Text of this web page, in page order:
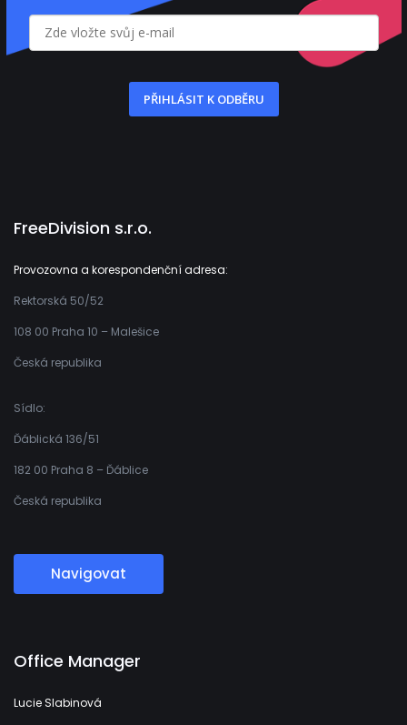
PŘIHLÁSIT K ODBĚRU
FreeDivision s.r.o.
Provozovna a korespondenční adresa:
Rektorská 50/52
108 00 Praha 10 – Malešice
Česká republika
Sídlo:
Ďáblická 136/51
182 00 Praha 8 – Ďáblice
Česká republika
Navigovat
Office Manager
Lucie Slabinová